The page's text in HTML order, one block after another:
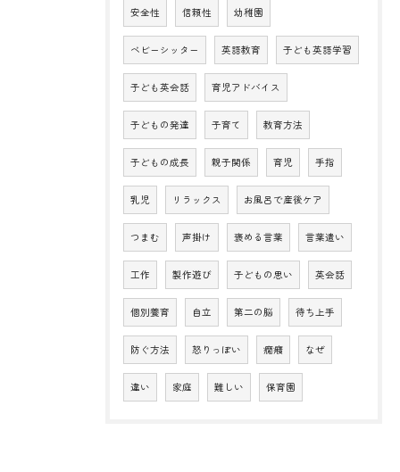
安全性 信頼性 幼稚園
ベビーシッター 英語教育 子ども英語学習
子ども英会話 育児アドバイス
子どもの発達 子育て 教育方法
子どもの成長 親子関係 育児 手指
乳児 リラックス お風呂で産後ケア
つまむ 声掛け 褒める言葉 言葉遣い
工作 製作遊び 子どもの思い 英会話
個別養育 自立 第二の脳 待ち上手
防ぐ方法 怒りっぽい 癇癪 なぜ
違い 家庭 難しい 保育園